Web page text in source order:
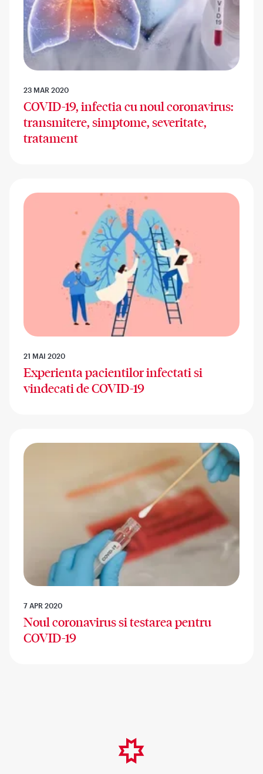
23 MAR 2020
COVID-19, infectia cu noul coronavirus:
transmitere, simptome, severitate,
tratament
21 MAI 2020
Experienta pacientilor infectati si
vindecati de COVID-19
7 APR 2020
Noul coronavirus si testarea pentru
COVID-19